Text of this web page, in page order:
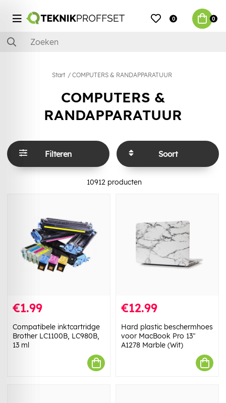
0 0
Start COMPUTERS & RANDAPPARATUUR
COMPUTERS &
RANDAPPARATUUR
Filteren Soort
10912producten
€1.99
Compatibele inktcartridge
Brother LC1100B, LC980B,
13 ml
€12.99
Hard plastic beschermhoes
voor MacBook Pro 13"
A1278 Marble (Wit)